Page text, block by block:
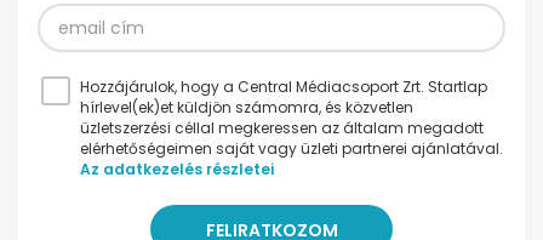
Hozzájárulok, hogy a Central Médiacsoport Zrt. Startlap
hírlevel(ek)et küldjön számomra, és közvetlen
üzletszerzési céllal megkeressen az általam megadott
elérhetőségeimen saját vagy üzleti partnerei ajánlatával.
Az adatkezelés részletei